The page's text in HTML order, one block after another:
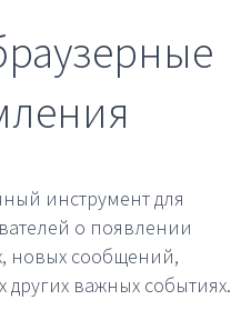
инструмент для
о появлении
новых сообщений,
других важных событиях.